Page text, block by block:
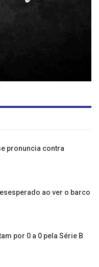
pronuncia contra
ao ver o barco
por 0 a 0 pela Série B